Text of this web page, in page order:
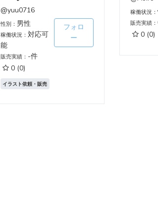
@yuu0716
性別： 男性
稼働状況：対応可
能
販売実績： -件
0 (0)
フォロ
ー
イラスト依頼・販売
稼働状況：
販売実績：
0 (0)